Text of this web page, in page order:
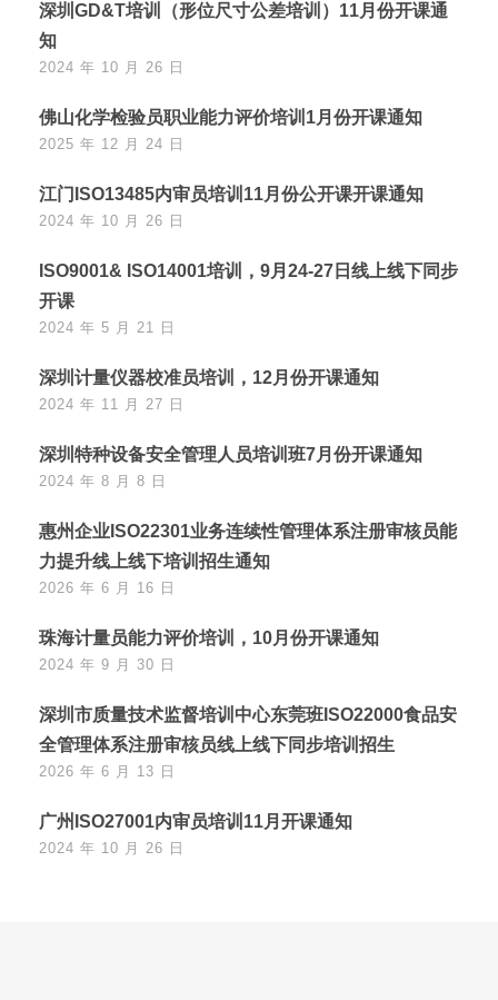
深圳GD&T培训（形位尺寸公差培训）11月份开课通
知
2024 年 10 月 26 日
佛山化学检验员职业能力评价培训1月份开课通知
2025 年 12 月 24 日
江门ISO13485内审员培训11月份公开课开课通知
2024 年 10 月 26 日
ISO9001& ISO14001培训，9月24-27日线上线下同步
开课
2024 年 5 月 21 日
深圳计量仪器校准员培训，12月份开课通知
2024 年 11 月 27 日
深圳特种设备安全管理人员培训班7月份开课通知
2024 年 8 月 8 日
惠州企业ISO22301业务连续性管理体系注册审核员能
力提升线上线下培训招生通知
2026 年 6 月 16 日
珠海计量员能力评价培训，10月份开课通知
2024 年 9 月 30 日
深圳市质量技术监督培训中心东莞班ISO22000食品安
全管理体系注册审核员线上线下同步培训招生
2026 年 6 月 13 日
广州ISO27001内审员培训11月开课通知
2024 年 10 月 26 日